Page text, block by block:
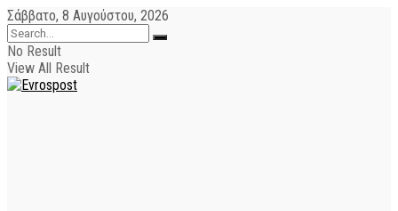
Σάββατο, 8 Αυγούστου, 2026
No Result
View All Result